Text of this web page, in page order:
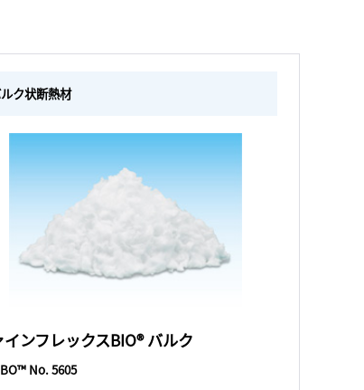
ク状断熱材
インフレックスBIO® バルク
No. 5605